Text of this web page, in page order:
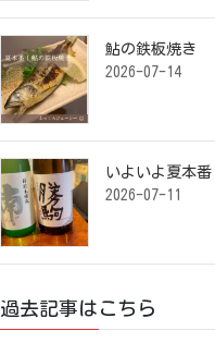
鮎の鉄板焼き ⁡
2026-07-14
いよいよ夏本番️ ⁡
2026-07-11
過去記事はこちら